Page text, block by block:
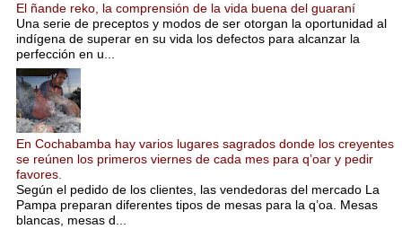
El ñande reko, la comprensión de la vida buena del guaraní
Una serie de preceptos y modos de ser otorgan la oportunidad al
indígena de superar en su vida los defectos para alcanzar la
perfección en u...
En Cochabamba hay varios lugares sagrados donde los creyentes
se reúnen los primeros viernes de cada mes para q’oar y pedir
favores.
Según el pedido de los clientes, las vendedoras del mercado La
Pampa preparan diferentes tipos de mesas para la q’oa. Mesas
blancas, mesas d...